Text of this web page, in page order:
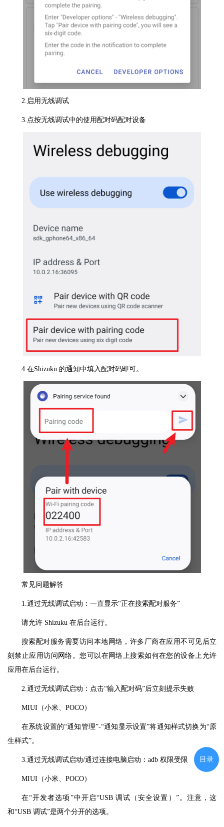
2.启用无线调试
3.点按无线调试中的使用配对码配对设备
4.在Shizuku 的通知中填入配对码即可。
常见问题解答
1.通过无线调试启动：一直显示“正在搜索配对服务”
请允许 Shizuku 在后台运行。
搜索配对服务需要访问本地网络，许多厂商在应用不可见后立
刻禁止应用访问网络。您可以在网络上搜索如何在您的设备上允许
应用在后台运行。
2.通过无线调试启动：点击“输入配对码”后立刻提示失败
MIUI（小米、POCO）
在系统设置的“通知管理”-“通知显示设置”将通知样式切换为“原
生样式”。
3.通过无线调试启动/通过连接电脑启动：adb 权限受限
MIUI（小米、POCO）
在“开发者选项”中开启“USB 调试（安全设置）”。注意，这
和“USB 调试”是两个分开的选项。
目录